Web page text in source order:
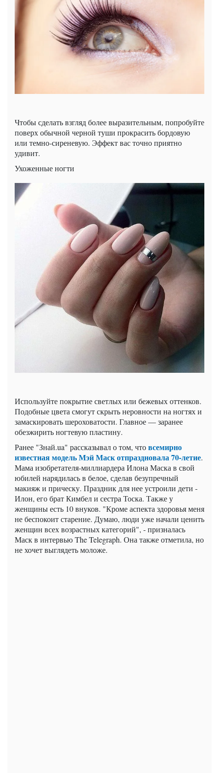
Чтобы сделать взгляд более выразительным, попробуйте
поверх обычной черной туши прокрасить бордовую
или темно-сиреневую. Эффект вас точно приятно
удивит.
Ухоженные ногти
Используйте покрытие светлых или бежевых оттенков.
Подобные цвета смогут скрыть неровности на ногтях и
замаскировать шероховатости. Главное — заранее
обезжирить ногтевую пластину.
Ранее "Знай.ua" рассказывал о том, чтовсемирно
известная модель Мэй Маск отпраздновала 70-летие.
Мама изобретателя-миллиардера Илона Маска в свой
юбилей нарядилась в белое, сделав безупречный
макияж и прическу. Праздник для нее устроили дети -
Илон, его брат Кимбел и сестра Тоска. Также у
женщины есть 10 внуков. "Кроме аспекта здоровья меня
не беспокоит старение. Думаю, люди уже начали ценить
женщин всех возрастных категорий", - призналась
Маск в интервью The Telegraph. Она также отметила, но
не хочет выглядеть моложе.